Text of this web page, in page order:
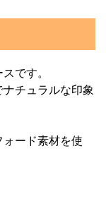
です。
チュラルな印象
ード素材を使